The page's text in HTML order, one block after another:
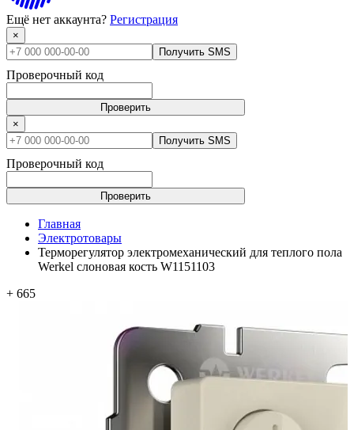
Ещё нет аккаунта? Регистрация
×
Получить SMS
Проверочный код
Проверить
×
Получить SMS
Проверочный код
Проверить
Главная
Электротовары
Терморегулятор электромеханический для теплого пола
Werkel слоновая кость W1151103
+ 665